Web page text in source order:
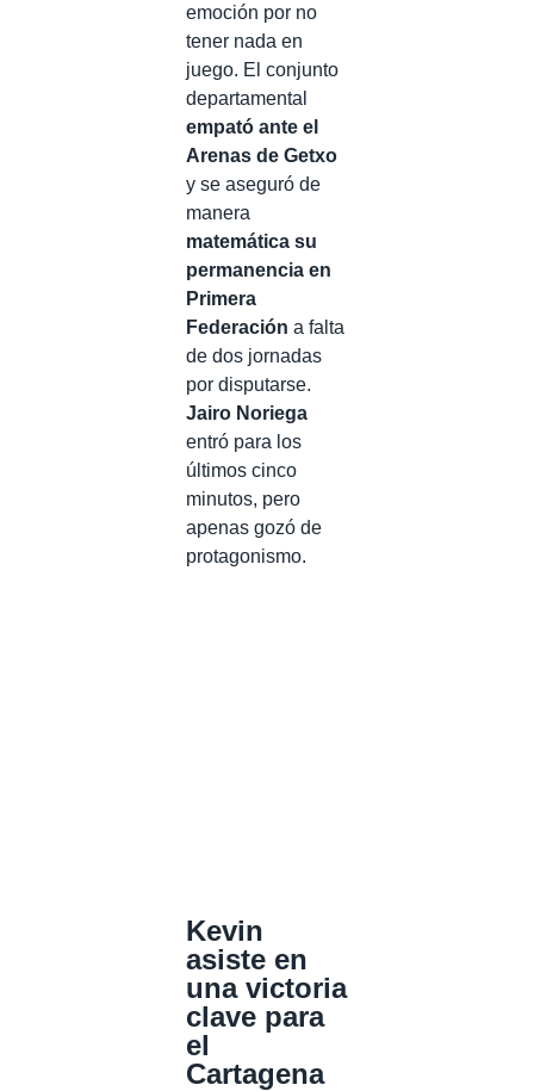
emoción por no
tener nada en
juego. El conjunto
departamental
empató ante el
Arenas de Getxo
y se aseguró de
manera
matemática su
permanencia en
Primera
Federación a falta
de dos jornadas
por disputarse.
Jairo Noriega
entró para los
últimos cinco
minutos, pero
apenas gozó de
protagonismo.
Kevin
asiste en
una victoria
clave para
el
Cartagena